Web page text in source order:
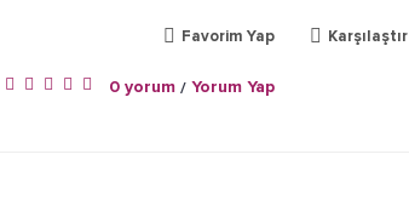
Favorim Yap Karşılaştır
0 yorum / Yorum Yap